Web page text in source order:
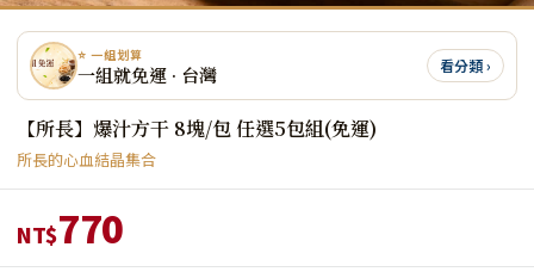
⭐ 一組划算
一組就免運 · 台灣 看分類 ›
【所長】爆汁方干 8塊/包 任選5包組(免運)
所長的心血結晶集合
NT$770